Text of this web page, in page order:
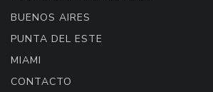
BUENOS AIRES
PUNTA DEL ESTE
MIAMI
CONTACTO